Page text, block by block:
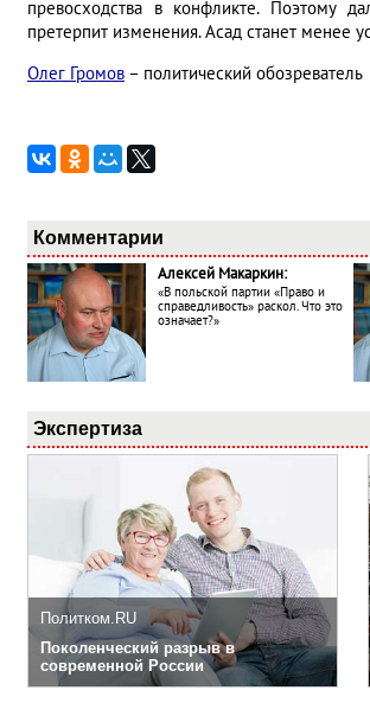
превосходства в конфликте. Поэтому
претерпит изменения. Асад станет менее
Олег Громов – политический обозреватель
Комментарии
Алексей Макаркин:
«В польской партии «Право и
справедливость» раскол. Что это
означает?»
Экспертиза
Политком.RU
Поколенческий разрыв в
современной России